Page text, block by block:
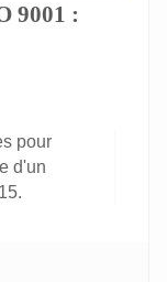
9001 :
pour
d'un